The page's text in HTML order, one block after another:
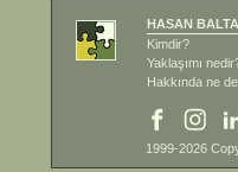
HASAN
Kimdir?
Yaklaşımı
Hakkında ne
1999-2026